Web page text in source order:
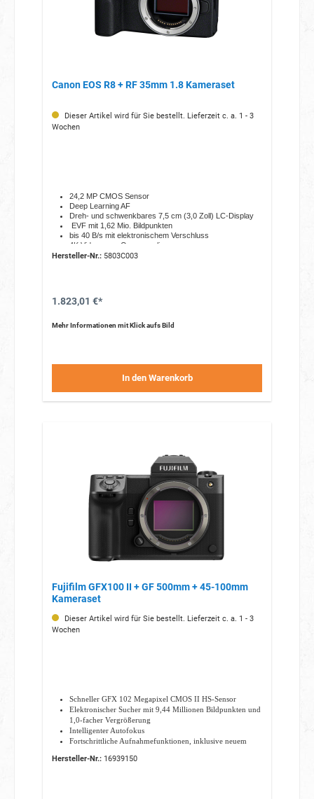
Canon EOS R8 + RF 35mm 1.8 Kameraset
Dieser Artikel wird für Sie bestellt. Lieferzeit c. a. 1 - 3
Wochen
24,2 MP CMOS Sensor
Deep Learning AF
Dreh- und schwenkbares 7,5 cm (3,0 Zoll) LC-Display
EVF mit 1,62 Mio. Bildpunkten
bis 40 B/s mit elektronischem Verschluss
4K Videos aus Oversampling
WLAN, Bluetooth, USB,
Hersteller-Nr.:5803C003
1.823,01 €*
Mehr Informationen mit Klick aufs Bild
In den Warenkorb
Fujifilm GFX100 II + GF 500mm + 45-100mm
Kameraset
Dieser Artikel wird für Sie bestellt. Lieferzeit c. a. 1 - 3
Wochen
Schneller GFX 102 Megapixel CMOS II HS-Sensor
Elektronischer Sucher mit 9,44 Millionen Bildpunkten und
1,0-facher Vergrößerung
Intelligenter Autofokus
Fortschrittliche Aufnahmefunktionen, inklusive neuem
Fünf-Achsen-Bildstabilisierung
Hersteller-Nr.:16939150